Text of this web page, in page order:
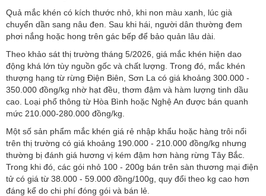
Quả mắc khén có kích thước nhỏ, khi non màu xanh, lúc già
chuyển dần sang nâu đen. Sau khi hái, người dân thường đem
phơi nắng hoặc hong trên gác bếp để bảo quản lâu dài.
Theo khảo sát thị trường tháng 5/2026, giá mắc khén hiện dao
động khá lớn tùy nguồn gốc và chất lượng. Trong đó, mắc khén
thượng hạng từ rừng Điện Biên, Sơn La có giá khoảng 300.000 -
350.000 đồng/kg nhờ hạt đều, thơm đậm và hàm lượng tinh dầu
cao. Loại phổ thông từ Hòa Bình hoặc Nghệ An được bán quanh
mức 210.000-280.000 đồng/kg.
Một số sản phẩm mắc khén giá rẻ nhập khẩu hoặc hàng trôi nổi
trên thị trường có giá khoảng 190.000 - 210.000 đồng/kg nhưng
thường bị đánh giá hương vị kém đậm hơn hàng rừng Tây Bắc.
Trong khi đó, các gói nhỏ 100 - 200g bán trên sàn thương mại điện
tử có giá từ 38.000 - 59.000 đồng/100g, quy đổi theo kg cao hơn
đáng kể do chi phí đóng gói và bán lẻ.